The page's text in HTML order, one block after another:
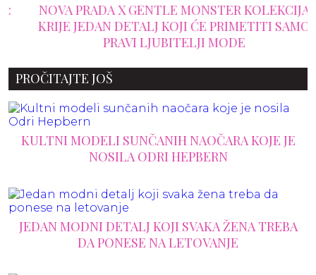
NOVA PRADA X GENTLE MONSTER KOLEKCIJA
KRIJE JEDAN DETALJ KOJI ĆE PRIMETITI SAMO
PRAVI LJUBITELJI MODE
PROČITAJTE JOŠ
KULTNI MODELI SUNČANIH NAOČARA KOJE JE
NOSILA ODRI HEPBERN
JEDAN MODNI DETALJ KOJI SVAKA ŽENA TREBA
DA PONESE NA LETOVANJE